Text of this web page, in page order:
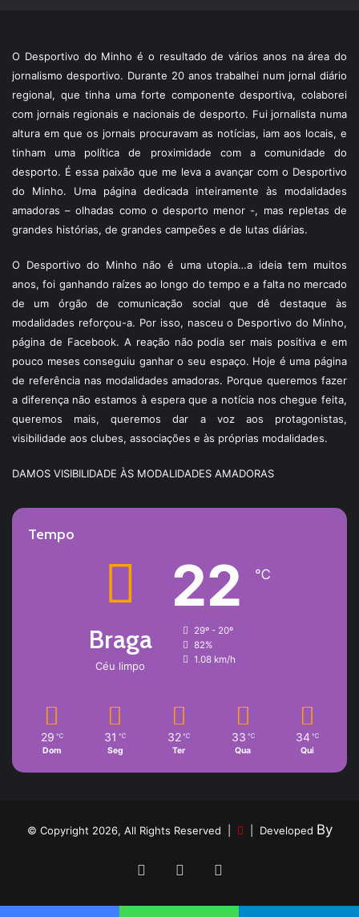
O Desportivo do Minho é o resultado de vários anos na área do
jornalismo desportivo. Durante 20 anos trabalhei num jornal diário
regional, que tinha uma forte componente desportiva, colaborei
com jornais regionais e nacionais de desporto. Fui jornalista numa
altura em que os jornais procuravam as notícias, iam aos locais, e
tinham uma política de proximidade com a comunidade do
desporto. É essa paixão que me leva a avançar com o Desportivo
do Minho. Uma página dedicada inteiramente às modalidades
amadoras – olhadas como o desporto menor -, mas repletas de
grandes histórias, de grandes campeões e de lutas diárias.
O Desportivo do Minho não é uma utopia…a ideia tem muitos
anos, foi ganhando raízes ao longo do tempo e a falta no mercado
de um órgão de comunicação social que dê destaque às
modalidades reforçou-a. Por isso, nasceu o Desportivo do Minho,
página de Facebook. A reação não podia ser mais positiva e em
pouco meses conseguiu ganhar o seu espaço. Hoje é uma página
de referência nas modalidades amadoras. Porque queremos fazer
a diferença não estamos à espera que a notícia nos chegue feita,
queremos mais, queremos dar a voz aos protagonistas,
visibilidade aos clubes, associações e às próprias modalidades.
DAMOS VISIBILIDADE ÀS MODALIDADES AMADORAS
Tempo
Braga
Céu limpo
22 ℃
29º - 20º
82%
1.08 km/h
29 ℃
Dom
31 ℃
Seg
32 ℃
Ter
33 ℃
Qua
34 ℃
Qui
© Copyright 2026, All Rights Reserved | | Developed By
FacebookYouTube